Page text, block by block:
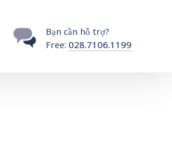
Bạn cần hỗ trợ?
Free: 028.7106.1199